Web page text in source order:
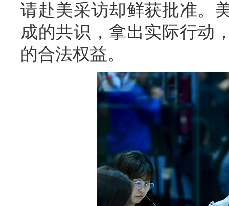
请赴美采访却鲜获批准。
成的共识，拿出实际行动
的合法权益。